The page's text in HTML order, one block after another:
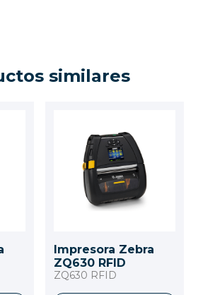
similares
Impresora Zebra
ZQ630 RFID
ZQ630 RFID